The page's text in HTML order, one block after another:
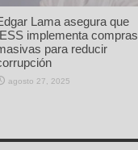
Lama asegura que
implementa compras
para reducir
agosto 27, 2025